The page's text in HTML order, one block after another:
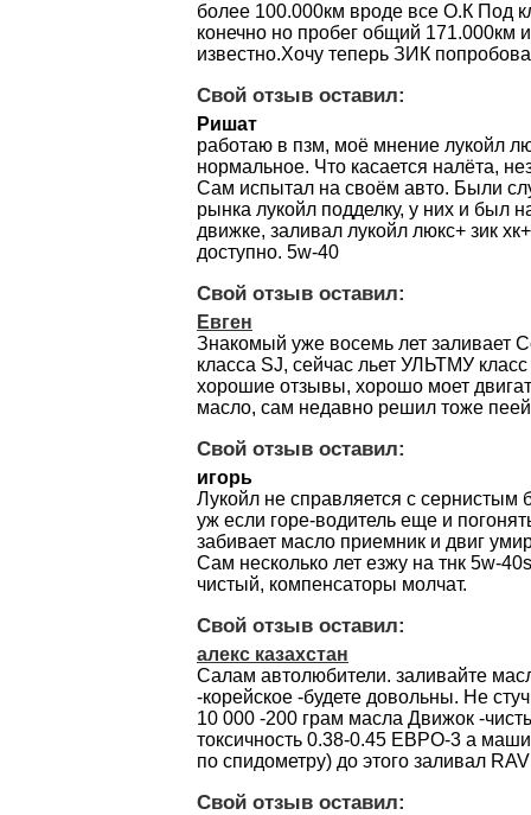
более 100.000км вроде все О.К Под
конечно но пробег общий 171.000км
известно.Хочу теперь ЗИК
Свой отзыв оставил:
Ришат
работаю в пзм, моё мнение лукойл
нормальное. Что касается налёта,
Сам испытал на своём авто. Были
рынка лукойл подделку, у них и был
движке, заливал лукойл люкс+ зик
доступно. 5w-40
Свой отзыв оставил:
Евген
Знакомый уже восемь лет заливает
класса SJ, сейчас льет УЛЬТМУ
хорошие отзывы, хорошо моет
масло, сам недавно решил тоже
Свой отзыв оставил:
игорь
Лукойл не справляется с сернистым
уж если горе-водитель еще и
забивает масло приемник и двиг
Сам несколько лет езжу на тнк 5w-
чистый, компенсаторы молчат.
Свой отзыв оставил:
алекс казахстан
Салам автолюбители. заливайте
-корейское -будете довольны. Не
10 000 -200 грам масла Движок -
токсичность 0.38-0.45 ЕВРО-3 а
по спидометру) до этого заливал
Свой отзыв оставил: